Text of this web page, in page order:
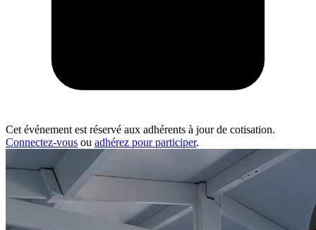
Cet événement est réservé aux adhérents à jour de cotisation.
Connectez-vous ou adhérez pour participer.